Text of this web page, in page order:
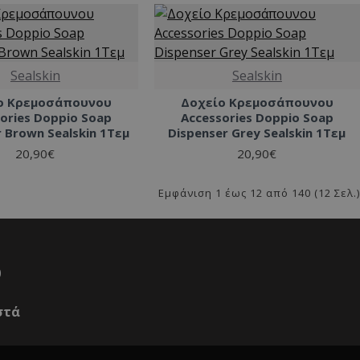
Sealskin
Κρεμοσάπουνου
Doppio Soap
Brown Sealskin 1Τεμ
20,90€
Sealskin
Δοχείο Κρεμοσάπουνου
Accessories Doppio Soap
Dispenser Grey Sealskin 1Τεμ
20,90€
Εμφάνιση 1 έως 12 από 140 (12 Σελ.)